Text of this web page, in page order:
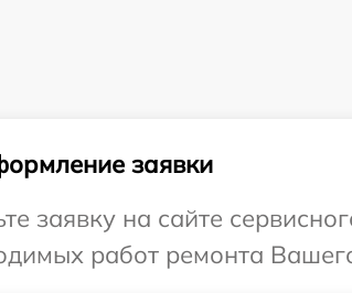
заявки
заявку на сайте
работ ремонта